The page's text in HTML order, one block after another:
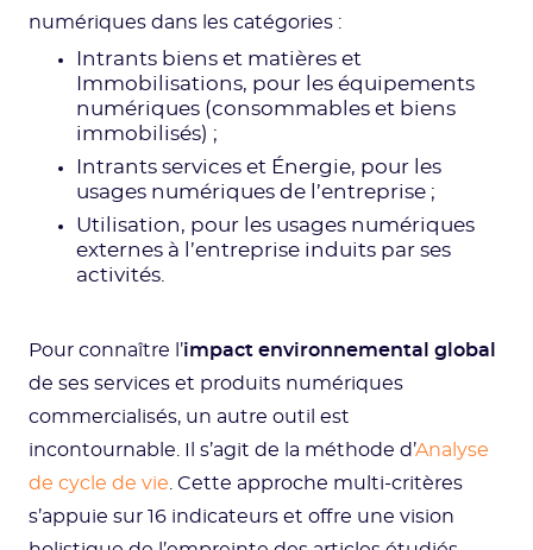
numériques dans les catégories :
Intrants biens et matières et
Immobilisations, pour les équipements
numériques (consommables et biens
immobilisés) ;
Intrants services et Énergie, pour les
usages numériques de l’entreprise ;
Utilisation, pour les usages numériques
externes à l’entreprise induits par ses
activités.
Pour connaître l’impact environnemental global
de ses services et produits numériques
commercialisés, un autre outil est
incontournable. Il s’agit de la méthode d’Analyse
de cycle de vie . Cette approche multi-critères
s’appuie sur 16 indicateurs et offre une vision